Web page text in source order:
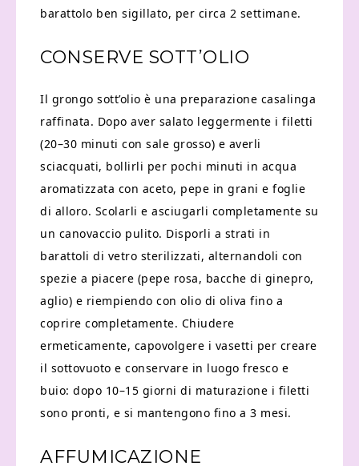
barattolo ben sigillato, per circa 2 settimane.
CONSERVE SOTT’OLIO
Il grongo sott’olio è una preparazione casalinga
raffinata. Dopo aver salato leggermente i filetti
(20–30 minuti con sale grosso) e averli
sciacquati, bollirli per pochi minuti in acqua
aromatizzata con aceto, pepe in grani e foglie
di alloro. Scolarli e asciugarli completamente su
un canovaccio pulito. Disporli a strati in
barattoli di vetro sterilizzati, alternandoli con
spezie a piacere (pepe rosa, bacche di ginepro,
aglio) e riempiendo con olio di oliva fino a
coprire completamente. Chiudere
ermeticamente, capovolgere i vasetti per creare
il sottovuoto e conservare in luogo fresco e
buio: dopo 10–15 giorni di maturazione i filetti
sono pronti, e si mantengono fino a 3 mesi.
AFFUMICAZIONE